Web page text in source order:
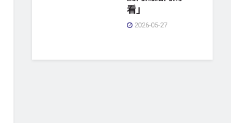
看」
2026-05-27